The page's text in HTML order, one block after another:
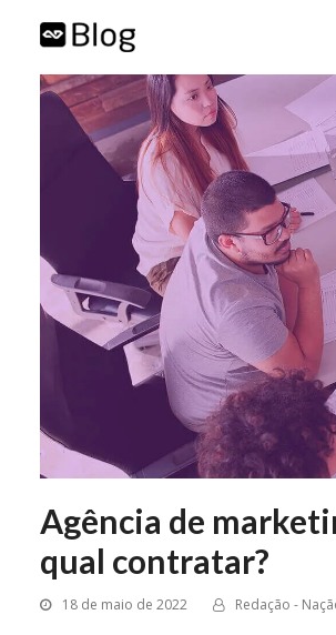
Agência de
qual contratar?
18 de maio de 2022 Redação -